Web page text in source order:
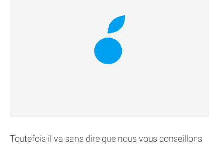
Toutefois il va sans dire que nous vous conseillons